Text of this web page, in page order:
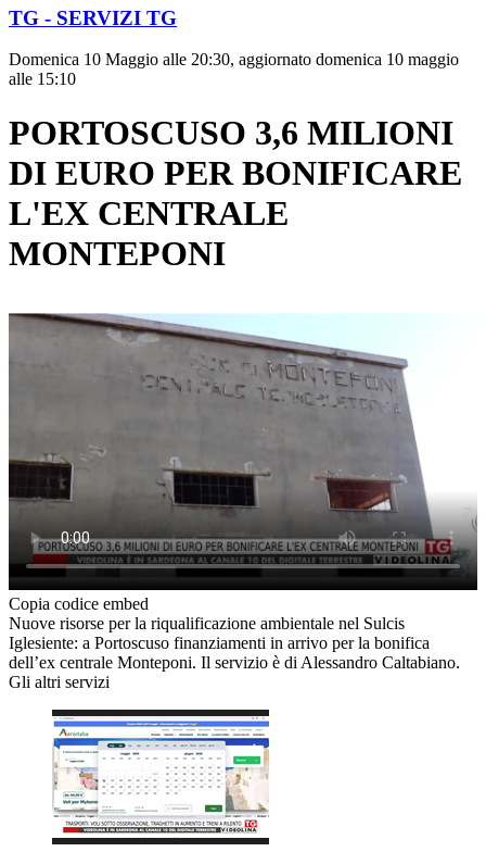
TG - SERVIZI TG
Domenica 10 Maggio alle 20:30, aggiornato domenica 10 maggio
alle 15:10
PORTOSCUSO 3,6 MILIONI
DI EURO PER BONIFICARE
L'EX CENTRALE
MONTEPONI
Copia codice embed
Nuove risorse per la riqualificazione ambientale nel Sulcis
Iglesiente: a Portoscuso finanziamenti in arrivo per la bonifica
dell’ex centrale Monteponi. Il servizio è di Alessandro Caltabiano.
Gli altri servizi